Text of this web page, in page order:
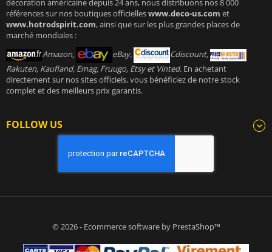
décoration américaine depuis 24 ans, nous distribuons nos 8 000
références sur nos boutiques officielleswww.deco-us.com et
www.hotrodspirit.com, ainsi que sur les plus grandes places de
marché mondiales :
Amazon,
eBay,
Cdiscount,
Rakuten, Kaufland, Emag, Fruugo, Etsy et Vinted. En achetant
directement sur nos sites officiels, vous bénéficiez de notre stock
complet et des meilleurs prix garantis.
FOLLOW US
© 2026 - Ecommerce software by PrestaShop™